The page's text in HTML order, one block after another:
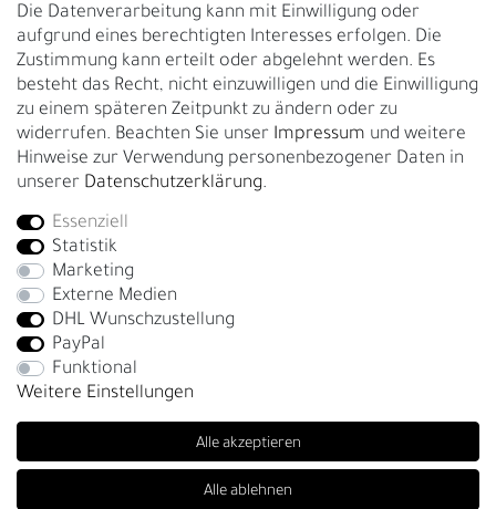
Gürtelgröße messen
Garantie
GESCHÄFTSKUNDEN & HÄNDLER
B2B Geschäftskunden
Bei Fragen wenden Sie sich direkt an unser Service-Team.
+4917663727338
Montag - Freitag, 09:00 - 14:00
info@fronhofer.com
Gürtelmanufaktur Fronhofer, 93053 Regensburg, Nelkenweg 3b
Die Datenverarbeitung kann mit Einwilligung oder
aufgrund eines berechtigten Interesses erfolgen. Die
Zustimmung kann erteilt oder abgelehnt werden. Es
besteht das Recht, nicht einzuwilligen und die Einwilligung
zu einem späteren Zeitpunkt zu ändern oder zu
widerrufen. Beachten Sie unser Impressum und weitere
Hinweise zur Verwendung personenbezogener Daten in
unserer Daten­schutz­erklärung.
Essenziell
Statistik
Marketing
Externe Medien
DHL Wunschzustellung
PayPal
Funktional
Weitere Einstellungen
Alle akzeptieren
Alle ablehnen